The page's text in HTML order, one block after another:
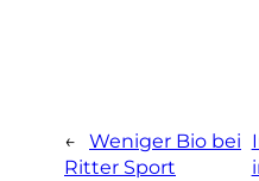
← Weniger Bio bei
Ritter Sport